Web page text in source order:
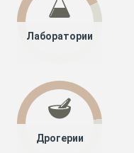
Лаборатории
Дрогерии